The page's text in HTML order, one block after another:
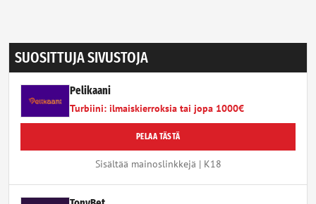
SUOSITTUJA SIVUSTOJA
Pelikaani
Turbiini: ilmaiskierroksia tai jopa 1000€
PELAA TÄSTÄ
Sisältää mainoslinkkejä | K18